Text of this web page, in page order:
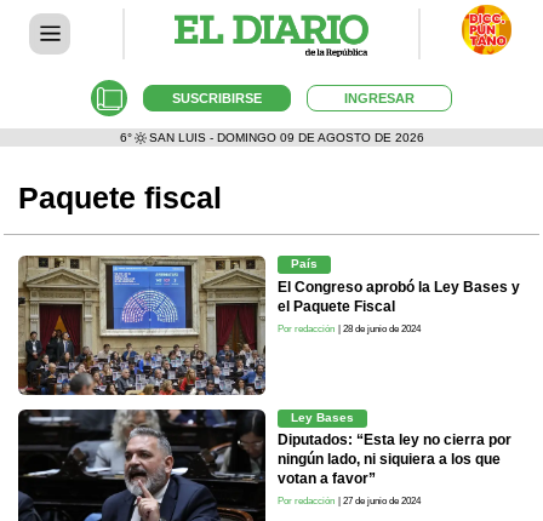
SUSCRIBIRSE INGRESAR
6° SAN LUIS - DOMINGO 09 DE AGOSTO DE 2026
Paquete fiscal
País
El Congreso aprobó la Ley Bases y
el Paquete Fiscal
Por redacción | 28 de junio de 2024
Ley Bases
Diputados: “Esta ley no cierra por
ningún lado, ni siquiera a los que
votan a favor”
Por redacción | 27 de junio de 2024